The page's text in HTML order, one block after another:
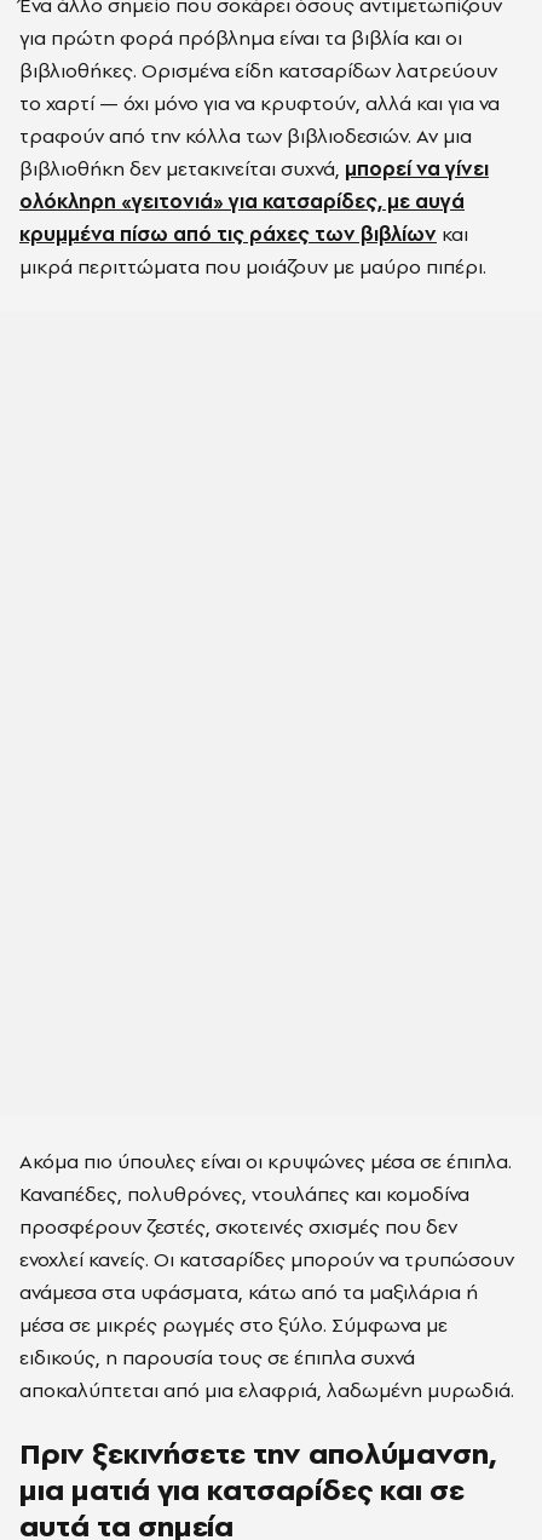
για πρώτη φορά πρόβλημα είναι τα βιβλία και οι
βιβλιοθήκες. Ορισμένα είδη κατσαρίδων λατρεύουν
το χαρτί — όχι μόνο για να κρυφτούν, αλλά και για να
τραφούν από την κόλλα των βιβλιοδεσιών. Αν μια
βιβλιοθήκη δεν μετακινείται συχνά, μπορεί να γίνει
ολόκληρη «γειτονιά» για κατσαρίδες, με αυγά
κρυμμένα πίσω από τις ράχες των βιβλίων και
μικρά περιττώματα που μοιάζουν με μαύρο πιπέρι.
Ακόμα πιο ύπουλες είναι οι κρυψώνες μέσα σε έπιπλα.
Καναπέδες, πολυθρόνες, ντουλάπες και κομοδίνα
προσφέρουν ζεστές, σκοτεινές σχισμές που δεν
ενοχλεί κανείς. Οι κατσαρίδες μπορούν να τρυπώσουν
ανάμεσα στα υφάσματα, κάτω από τα μαξιλάρια ή
μέσα σε μικρές ρωγμές στο ξύλο. Σύμφωνα με
ειδικούς, η παρουσία τους σε έπιπλα συχνά
αποκαλύπτεται από μια ελαφριά, λαδωμένη μυρωδιά.
Πριν ξεκινήσετε την απολύμανση,
μια ματιά για κατσαρίδες και σε
αυτά τα σημεία